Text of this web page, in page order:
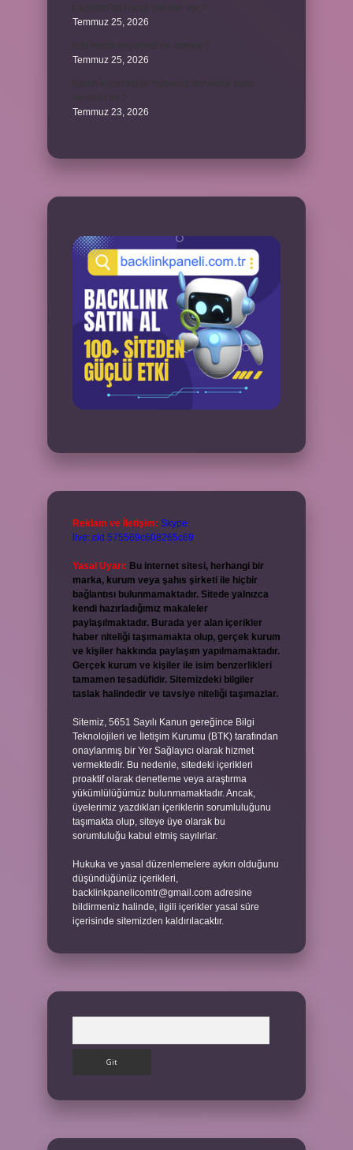
Temmuz 25, 2026
Temmuz 25, 2026
Temmuz 23, 2026
Reklam ve İletişim: Skype:
live:.cid.575569c608265c69
Yasal Uyarı: Bu internet sitesi, herhangi bir
marka, kurum veya şahıs şirketi ile hiçbir
bağlantısı bulunmamaktadır. Sitede yalnızca
kendi hazırladığımız makaleler
paylaşılmaktadır. Burada yer alan içerikler
haber niteliği taşımamakta olup, gerçek kurum
ve kişiler hakkında paylaşım yapılmamaktadır.
Gerçek kurum ve kişiler ile isim benzerlikleri
tamamen tesadüfidir. Sitemizdeki bilgiler
taslak halindedir ve tavsiye niteliği taşımazlar.
Sitemiz, 5651 Sayılı Kanun gereğince Bilgi
Teknolojileri ve İletişim Kurumu (BTK) tarafından
onaylanmış bir Yer Sağlayıcı olarak hizmet
vermektedir. Bu nedenle, sitedeki içerikleri
proaktif olarak denetleme veya araştırma
yükümlülüğümüz bulunmamaktadır. Ancak,
üyelerimiz yazdıkları içeriklerin sorumluluğunu
taşımakta olup, siteye üye olarak bu
sorumluluğu kabul etmiş sayılırlar.
Hukuka ve yasal düzenlemelere aykırı olduğunu
düşündüğünüz içerikleri,
backlinkpanelicomtr@gmail.com adresine
bildirmeniz halinde, ilgili içerikler yasal süre
içerisinde sitemizden kaldırılacaktır.